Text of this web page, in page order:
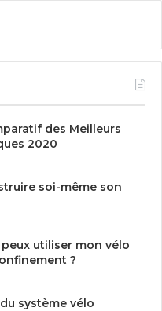
des Meilleurs
2020
soi-même son
utiliser mon vélo
?
système vélo